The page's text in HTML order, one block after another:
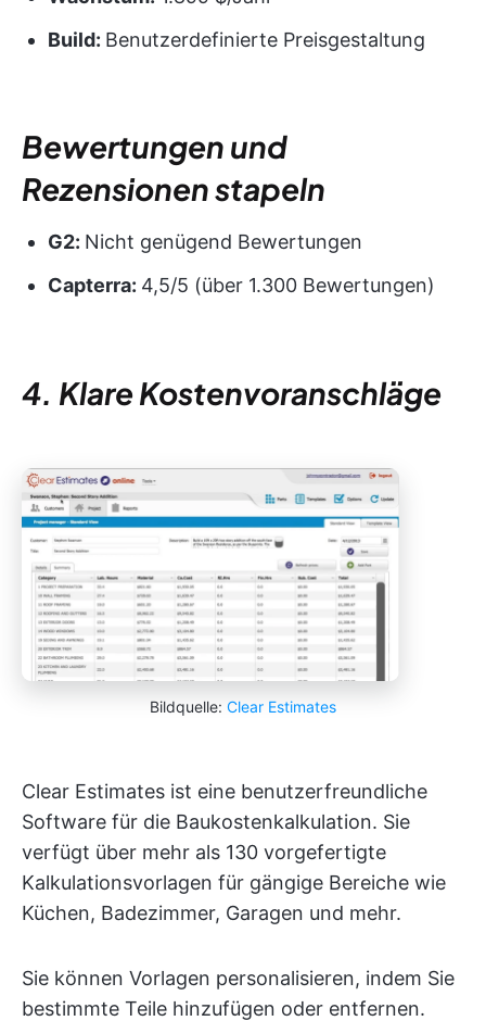
Build: Benutzerdefinierte Preisgestaltung
Bewertungen und
Rezensionen stapeln
G2: Nicht genügend Bewertungen
Capterra: 4,5/5 (über 1.300 Bewertungen)
4. Klare Kostenvoranschläge
Bildquelle: Clear Estimates
Clear Estimates ist eine benutzerfreundliche
Software für die Baukostenkalkulation. Sie
verfügt über mehr als 130 vorgefertigte
Kalkulationsvorlagen für gängige Bereiche wie
Küchen, Badezimmer, Garagen und mehr.
Sie können Vorlagen personalisieren, indem Sie
bestimmte Teile hinzufügen oder entfernen.